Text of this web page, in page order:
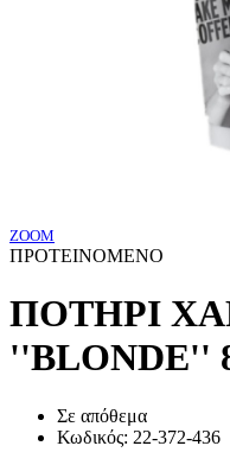
ZOOM
ΠΡΟΤΕΙΝΟΜΕΝΟ
ΠΟΤΗΡΙ
''BLONDE''
Σε απόθεμα
Κωδικός: 22-372-436